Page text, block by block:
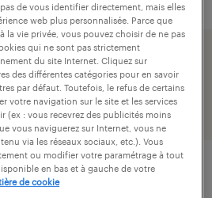
avec votre profil linkedin.
de vous identifier directement, mais elles
web plus personnalisée. Parce que
la vie privée, vous pouvez choisir de ne pas
qui ne sont pas strictement
du site Internet. Cliquez sur
des différentes catégories pour en savoir
par défaut. Toutefois, le refus de certains
votre navigation sur le site et les services
(ex : vous recevrez des publicités moins
vous naviguerez sur Internet, vous ne
via les réseaux sociaux, etc.). Vous
ou modifier votre paramétrage à tout
en bas et à gauche de votre
de cookie